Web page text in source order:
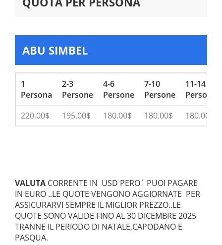
ABU SIMBEL
1
Persona
2-3
Persone
4-6
Persone
7-10
Persone
11-14
Persone
220.00$
195.00$ 180.00$ 180.00$ 180.00$
VALUTA CORRENTE IN USD PERO` PUOI PAGARE
IN EURO ..LE QUOTE VENGONO AGGIORNATE PER
ASSICURARVI SEMPRE IL MIGLIOR PREZZO..LE
QUOTE SONO VALIDE FINO AL 30 DICEMBRE 2025
TRANNE IL PERIODO DI NATALE,CAPODANO E
PASQUA.